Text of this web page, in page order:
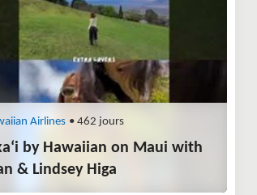
Airlines • 462 jours
by Hawaiian on Maui with
& Lindsey Higa